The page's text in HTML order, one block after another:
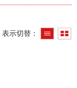
表示切替